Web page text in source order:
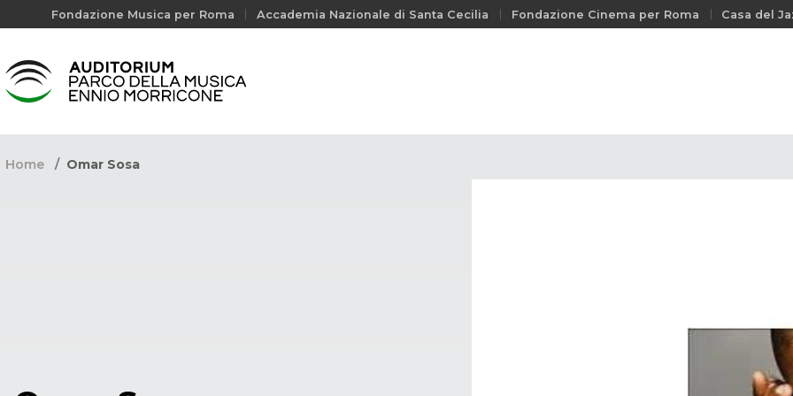
Fondazione Musica per Roma Accademia Nazionale di Santa Cecilia Fondazione Cinema per Roma Casa del
Home Omar Sosa